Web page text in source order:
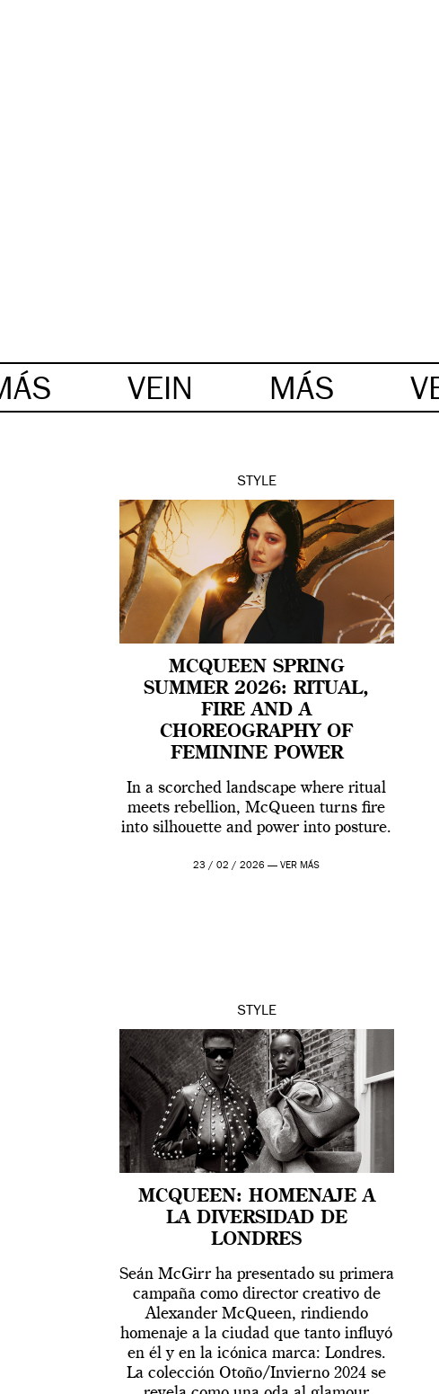
VEIN MÁS
STYLE
MCQUEEN SPRING
SUMMER 2026: RITUAL,
FIRE AND A
CHOREOGRAPHY OF
FEMININE POWER
In a scorched landscape where ritual
meets rebellion, McQueen turns fire
into silhouette and power into posture.
23 / 02 / 2026 —VER MÁS
STYLE
MCQUEEN: HOMENAJE A
LA DIVERSIDAD DE
LONDRES
Seán McGirr ha presentado su primera
campaña como director creativo de
Alexander McQueen, rindiendo
homenaje a la ciudad que tanto influyó
en él y en la icónica marca: Londres.
La colección Otoño/Invierno 2024 se